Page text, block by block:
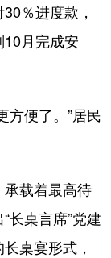
％进度款，
月完成安
便了。”居民
载着最高待
长桌言席”党建
桌宴形式，